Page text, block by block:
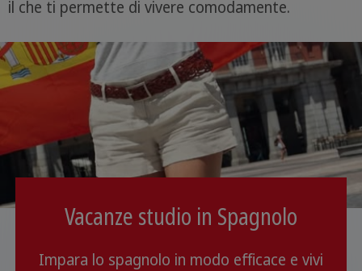
il che ti permette di vivere comodamente.
Vacanze studio in Spagnolo
Impara lo spagnolo in modo efficace e vivi